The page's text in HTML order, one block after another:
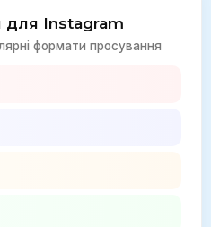
для Instagram
формати просування